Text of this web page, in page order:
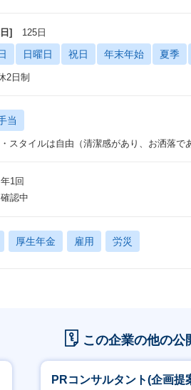
] 125日
日曜日 祝日 年末年始 夏季
2日制
当
スタイルは自由（清潔感があり、お洒落
年1回
確認中
厚生年金 雇用 労災
この企業の他の公
PRコンサルタント(企画提